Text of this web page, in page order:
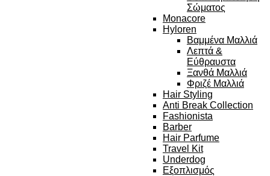
Σώματος
Monacore
Hyloren
Βαμμένα Μαλλιά
Λεπτά &
Εύθραυστα
Ξανθά Μαλλιά
Φριζέ Μαλλιά
Hair Styling
Anti Break Collection
Fashionista
Barber
Hair Parfume
Travel Kit
Underdog
Εξοπλισμός